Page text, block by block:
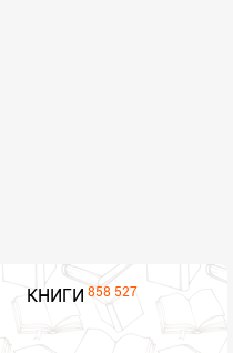
КНИГИ 858 527